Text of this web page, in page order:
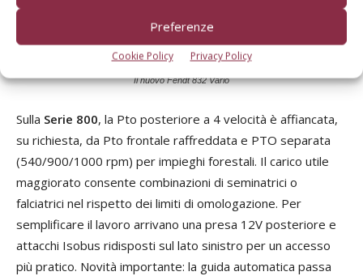
Preferenze
Cookie Policy Privacy Policy
Il nuovo Fendt 832 Vario
Sulla Serie 800, la Pto posteriore a 4 velocità è affiancata,
su richiesta, da Pto frontale raffreddata e PTO separata
(540/900/1000 rpm) per impieghi forestali. Il carico utile
maggiorato consente combinazioni di seminatrici o
falciatrici nel rispetto dei limiti di omologazione. Per
semplificare il lavoro arrivano una presa 12V posteriore e
attacchi Isobus ridisposti sul lato sinistro per un accesso
più pratico. Novità importante: la guida automatica passa